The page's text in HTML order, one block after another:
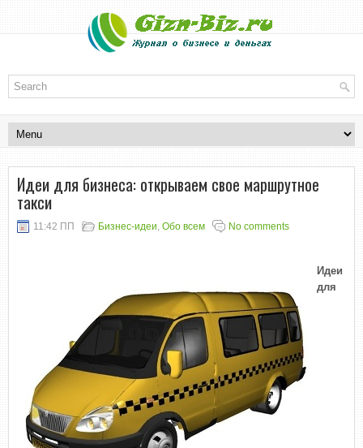
Идеи для бизнеса: открываем свое маршрутное
такси
11:42 ПП Бизнес-идеи, Обо всем No comments
Идеи
для